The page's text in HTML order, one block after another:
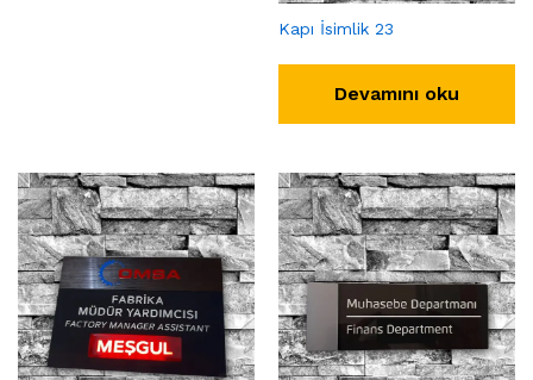
Kapı İsimlik 23
Devamını oku